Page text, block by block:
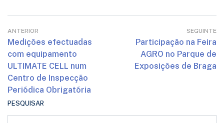
ANTERIOR
Medições efectuadas
com equipamento
ULTIMATE CELL num
Centro de Inspecção
Periódica Obrigatória
SEGUINTE
Participação na Feira
AGRO no Parque de
Exposições de Braga
PESQUISAR